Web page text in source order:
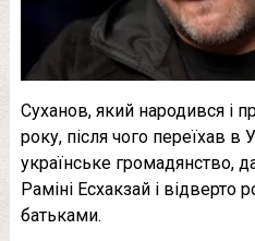
Суханов, який народився і
року, після чого переїхав в
українське громадянство,
Раміні Есхакзай і відверто
батьками.